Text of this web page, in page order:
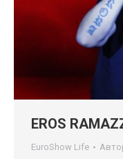
EROS
EuroShow Life